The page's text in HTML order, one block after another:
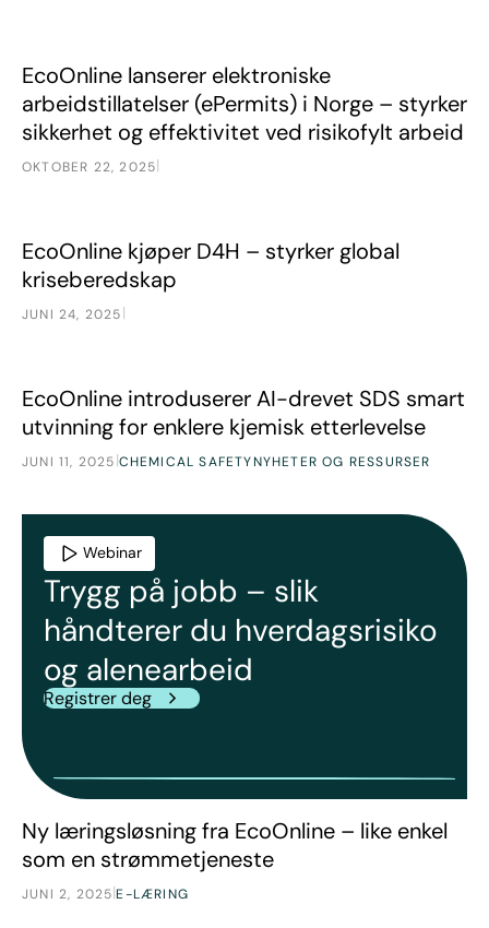
Nyheter
EcoOnline lanserer elektroniske
arbeidstillatelser (ePermits) i Norge – styrker
sikkerhet og effektivitet ved risikofylt arbeid
OKTOBER 22, 2025|
Nyheter
EcoOnline kjøper D4H – styrker global
kriseberedskap
JUNI 24, 2025 |
Nyheter
EcoOnline introduserer AI-drevet SDS smart
utvinning for enklere kjemisk etterlevelse
JUNI 11, 2025 |CHEMICAL SAFETYNYHETER OG RESSURSER
Webinar
Trygg på jobb – slik
håndterer du hverdagsrisiko
og alenearbeid
Registrer deg
Nyheter
Ny læringsløsning fra EcoOnline – like enkel
som en strømmetjeneste
JUNI 2, 2025|E-LÆRING